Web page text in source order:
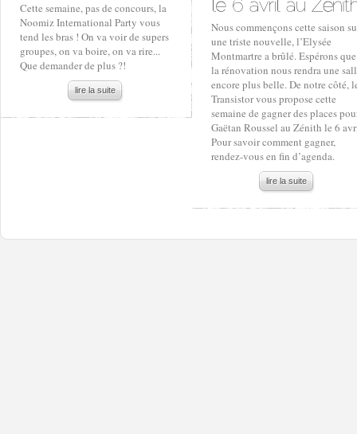
Cette semaine, pas de concours, la
Noomiz International Party vous
tend les bras ! On va voir de supers
groupes, on va boire, on va rire...
Que demander de plus ?!
lire la suite
Nous commençons cette saison
une triste nouvelle, l’Elysée
Montmartre a brûlé. Espérons que
la rénovation nous rendra une
encore plus belle. De notre côté,
Transistor vous propose cette
semaine de gagner des places
Gaëtan Roussel au Zénith le 6
Pour savoir comment gagner,
rendez-vous en fin d’agenda.
lire la suite